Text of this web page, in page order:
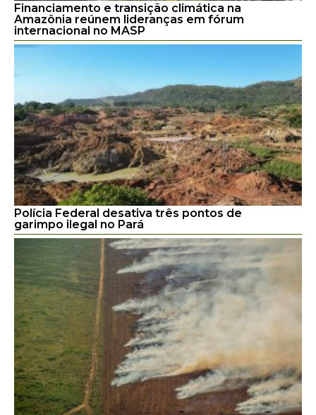
Financiamento e transição climática na
Amazônia reúnem lideranças em fórum
internacional no MASP
Polícia Federal desativa três pontos de
garimpo ilegal no Pará